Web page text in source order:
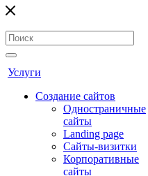
Услуги
Создание сайтов
Одностраничные
сайты
Landing page
Сайты-визитки
Корпоративные
сайты